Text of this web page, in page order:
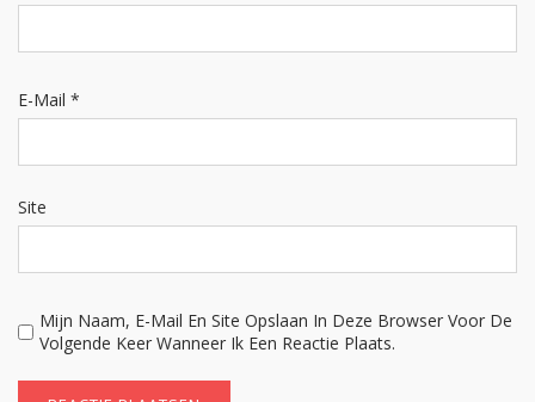
E-Mail *
Site
Mijn Naam, E-Mail En Site Opslaan In Deze Browser Voor De
Volgende Keer Wanneer Ik Een Reactie Plaats.